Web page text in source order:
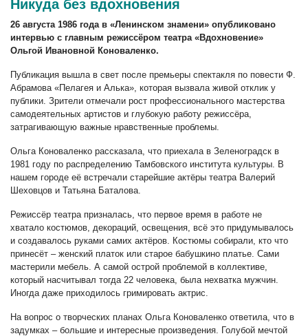
Никуда без вдохновения
26 августа 1986 года в «Ленинском знамени» опубликовано
интервью с главным режиссёром театра «Вдохновение»
Ольгой Ивановной Коноваленко.
Публикация вышла в свет после премьеры спектакля по повести Ф.
Абрамова «Пелагея и Алька», которая вызвала живой отклик у
публики. Зрители отмечали рост профессионального мастерства
самодеятельных артистов и глубокую работу режиссёра,
затрагивающую важные нравственные проблемы.
Ольга Коноваленко рассказала, что приехала в Зеленоградск в
1981 году по распределению Тамбовского института культуры. В
нашем городе её встречали старейшие актёры театра Валерий
Шеховцов и Татьяна Баталова.
Режиссёр театра призналась, что первое время в работе не
хватало костюмов, декораций, освещения, всё это придумывалось
и создавалось руками самих актёров. Костюмы собирали, кто что
принесёт – женский платок или старое бабушкино платье. Сами
мастерили мебель. А самой острой проблемой в коллективе,
который насчитывал тогда 22 человека, была нехватка мужчин.
Иногда даже приходилось гримировать актрис.
На вопрос о творческих планах Ольга Коноваленко ответила, что в
задумках – большие и интересные произведения. Голубой мечтой